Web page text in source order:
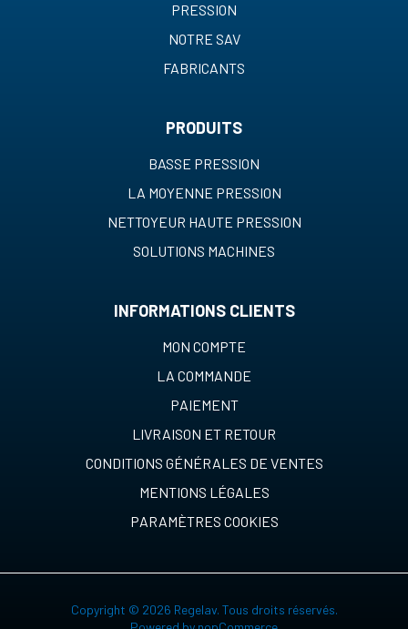
PRESSION
NOTRE SAV
FABRICANTS
PRODUITS
BASSE PRESSION
LA MOYENNE PRESSION
NETTOYEUR HAUTE PRESSION
SOLUTIONS MACHINES
INFORMATIONS CLIENTS
MON COMPTE
LA COMMANDE
PAIEMENT
LIVRAISON ET RETOUR
CONDITIONS GÉNÉRALES DE VENTES
MENTIONS LÉGALES
PARAMÈTRES COOKIES
Copyright © 2026 Regelav. Tous droits réservés.